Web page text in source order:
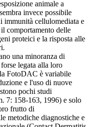
animale a
invece possibile
immunità cellulomediata e
comportamento delle
proteici e la risposta alle
una minoranza di
legata alla loro
FotoDAC è variabile
e l'uso di nuove
pochi studi
7: 158-163, 1996) e solo
frutto di
metodiche diagnostiche e